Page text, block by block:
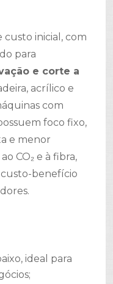
custo inicial, com
para
e corte a
acrílico e
com
foco fixo,
e menor
CO₂ e à fibra,
benefício
ideal para